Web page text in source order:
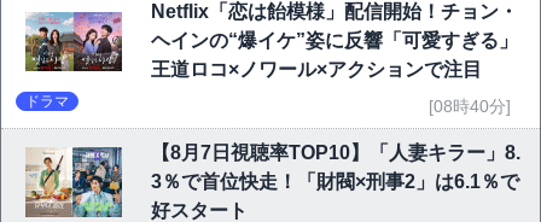
Netflix「恋は飴模様」配信開始！チョン・
ヘインの“爆イケ”姿に反響「可愛すぎる」
王道ロコ×ノワール×アクションで注目
ドラマ [08時40分]
【8月7日視聴率TOP10】「人妻キラー」8.
3％で首位快走！「財閥×刑事2」は6.1％で
好スタート